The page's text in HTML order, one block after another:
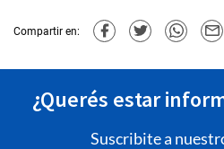
Compartir en:
¿Querés estar
Suscribite a